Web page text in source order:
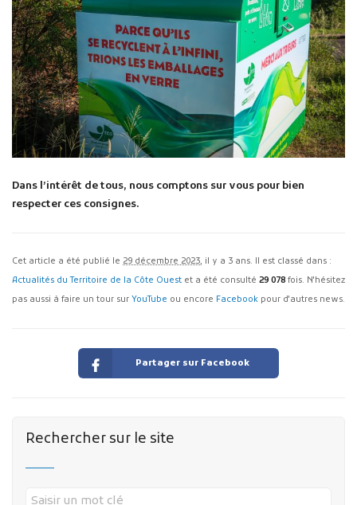
Dans l’intérêt de tous, nous comptons sur vous pour bien
respecter ces consignes.
Cet article a été publié le 29 décembre 2023, il y a 3 ans. Il est classé dans :
Actualités du Territoire de la Côte Ouest et a été consulté 29 078 fois. N'hésitez
pas aussi à faire un tour sur YouTube ou encore Facebook pour d'autres news.
Partager sur Facebook
Rechercher sur le site